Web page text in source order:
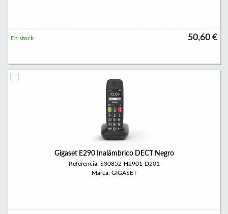
50,60 €
En stock
Gigaset E290 Inalámbrico DECT Negro
Referencia: S30852-H2901-D201
Marca: GIGASET